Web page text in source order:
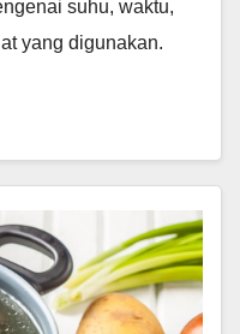
suhu, waktu,
yang digunakan.